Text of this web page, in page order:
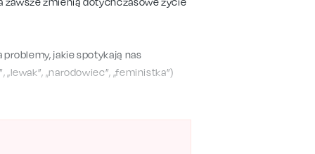
jakie spotykają nas
„narodowiec”, „feministka”)
obsadzie